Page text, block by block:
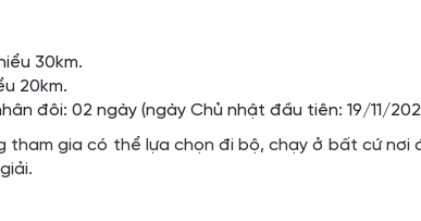
30km.
20km.
đôi: 02 ngày (ngày Chủ nhật đầu tiên: 19/11/
gia có thể lựa chọn đi bộ, chạy ở bất cứ nơi